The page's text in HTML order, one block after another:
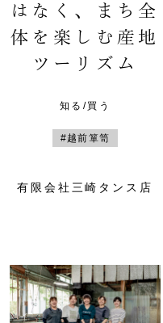
はなく、まち全
体を楽しむ産地
ツーリズム
知る/買う
#越前箪笥
有限会社三崎タンス店